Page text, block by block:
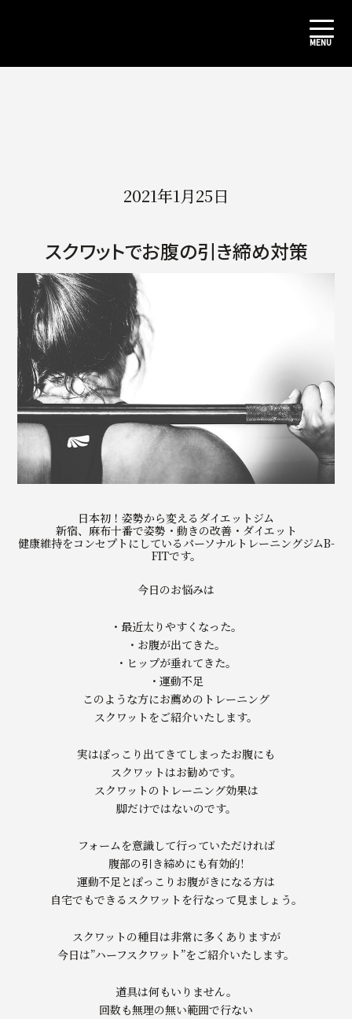
2021年1月25日
スクワットでお腹の引き締め対策
日本初！姿勢から変えるダイエットジム
新宿、麻布十番で姿勢・動きの改善・ダイエット
健康維持をコンセプトにしているパーソナルトレーニングジムB-
FITです。
今日のお悩みは
・最近太りやすくなった。
・お腹が出てきた。
・ヒップが垂れてきた。
・運動不足
このような方にお薦めのトレーニング
スクワットをご紹介いたします。
実はぽっこり出てきてしまったお腹にも
スクワットはお勧めです。
スクワットのトレーニング効果は
脚だけではないのです。
フォームを意識して行っていただければ
腹部の引き締めにも有効的!
運動不足とぽっこりお腹がきになる方は
自宅でもできるスクワットを行なって見ましょう。
スクワットの種目は非常に多くありますが
今日は”ハーフスクワット”をご紹介いたします。
道具は何もいりません。
回数も無理の無い範囲で行ない